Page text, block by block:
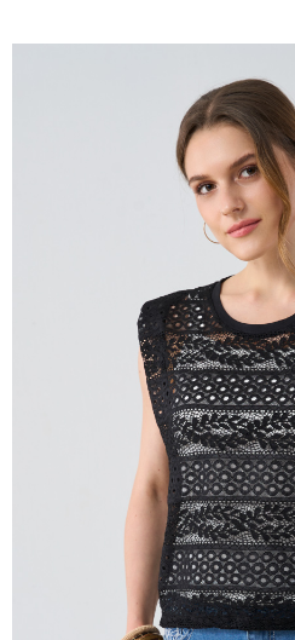
成交易。
4.訂單成立30分鐘內，如未前往確認交
消。如遇「轉專審核」未通過狀況，表
1.分期款項不併入電信帳單，「大哥付你
2.透過簡訊連結打開帳單後，可選擇「超
帳／街口支付／iPASS MONEY」等通路
1.本服務係由「台灣大哥大股份有限公司
用戶於交易時，得透過本服務購買商品
買賣價金債權讓與本公司後，依約使用本
2.基於同意付款使用「大哥付你分期」之
資料（包含姓名、電話或地址）提供予
由本公司與您本人進行分期帳單所需資料
3.完整用戶服務條款，請詳閱以下連結：
１．簡單：不需註冊會員、不需綁卡、不
２．便利：只要手機號碼，簡訊認證，即
３．安心：先確認商品／服務後，再付款
【「AFTEE先享後付」結帳流程】
１．於結帳方式選擇「AFTEE先享後付
結帳頁面，進行簡訊認證並確認金額後，
２．訂單成立數日內，您將收到繳費通知
３．收到繳費通知簡訊後14天內，點擊
ATM／網路銀行／等多元方式進行付款，
※ 請注意：結帳手續完成當下不需立刻
購買商品的店家。未經商家同意取消之
後付繳納相關費用。
※ 交易是否成功請以「AFTEE先享後付
是否繳費成功／繳費後需取消欲退款等
https://
１．透過由恩沛科技股份有限公司提供
易，需依本服務之必要範圍內提供個人
權轉讓予恩沛科技股份有限公司。
２．關於個人資料處理事宜，請瀏覽以下
https://aftee.tw/terms/#terms3
３．未成年的使用者請事先徵得法定代理
「AFTEE先享後付」，若未經同意申辦
每筆NT$120，滿NT$2,000(含以上)
每筆NT$120，滿NT$2,000(含以上)
每筆NT$120，滿NT$2,000(含以上)